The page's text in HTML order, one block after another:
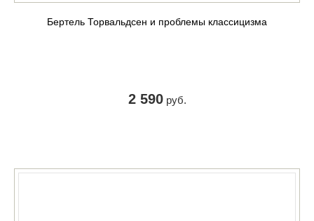
Бертель Торвальдсен и проблемы классицизма
2 590руб.